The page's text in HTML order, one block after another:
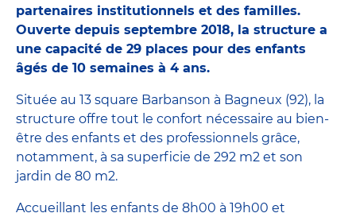
partenaires institutionnels et des familles.
Ouverte depuis septembre 2018, la structure a
une capacité de 29 places pour des enfants
âgés de 10 semaines à 4 ans.
Située au 13 square Barbanson à Bagneux (92), la
structure offre tout le confort nécessaire au bien-
être des enfants et des professionnels grâce,
notamment, à sa superficie de 292 m2 et son
jardin de 80 m2.
Accueillant les enfants de 8h00 à 19h00 et